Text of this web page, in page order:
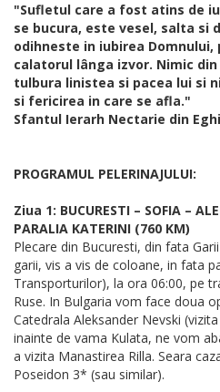
"Sufletul care a fost atins de
se bucura, este vesel, salta si
odihneste in iubirea Domnului,
calatorul lânga izvor. Nimic
tulbura linistea si pacea lui si
si fericirea in care se afla."
Sfantul Ierarh Nectarie din
PROGRAMUL PELERINAJULUI:
Ziua 1: BUCURESTI – SOFIA –
PARALIA KATERINI (760 KM)
Plecare din Bucuresti, din fata
garii, vis a vis de coloane, in fata
Transporturilor), la ora 06:00, pe
Ruse. In Bulgaria vom face doua
Catedrala Aleksander Nevski
inainte de vama Kulata, ne vom
a vizita Manastirea Rilla. Seara
Poseidon 3* (sau similar).